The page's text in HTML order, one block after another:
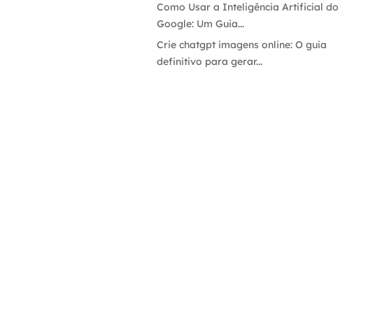
Como Usar a Inteligência Artificial do
Google: Um Guia...
Crie chatgpt imagens online: O guia
definitivo para gerar...